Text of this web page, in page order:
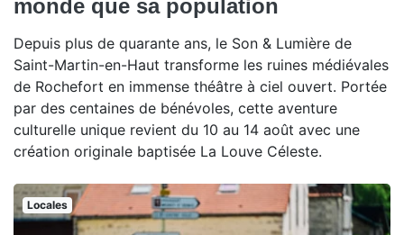
monde que sa population
Depuis plus de quarante ans, le Son & Lumière de
Saint-Martin-en-Haut transforme les ruines médiévales
de Rochefort en immense théâtre à ciel ouvert. Portée
par des centaines de bénévoles, cette aventure
culturelle unique revient du 10 au 14 août avec une
création originale baptisée La Louve Céleste.
Locales